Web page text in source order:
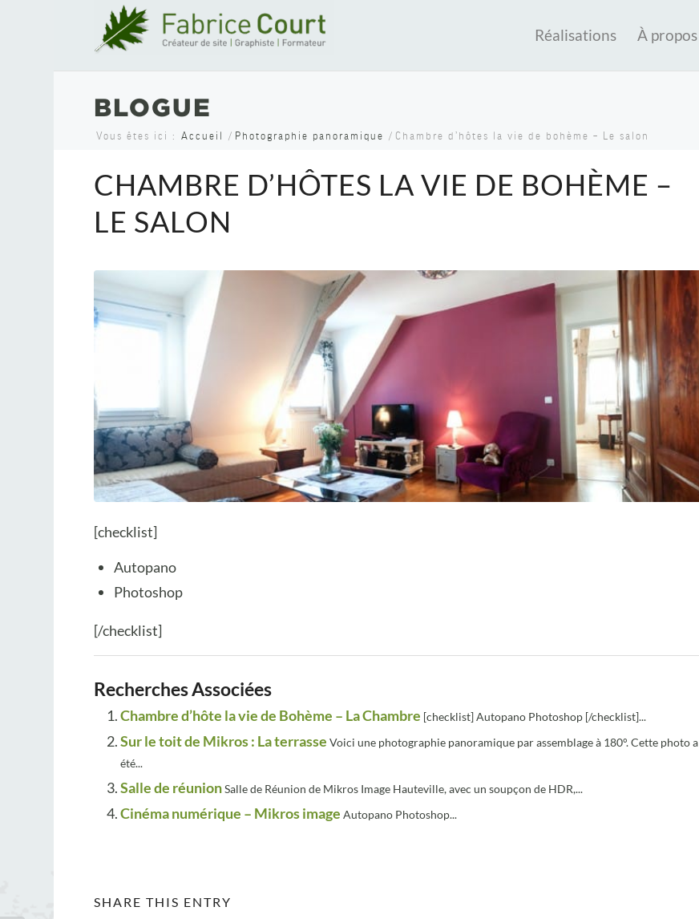
Réalisations À propos
BLOGUE
Vous êtes ici : Accueil / Photographie panoramique / Chambre d’hôtes la vie de bohème – Le salon
CHAMBRE D’HÔTES LA VIE DE BOHÈME –
LE SALON
[checklist]
Autopano
Photoshop
[/checklist]
Recherches Associées
Chambre d’hôte la vie de Bohème – La Chambre [checklist] Autopano Photoshop [/checklist]...
Sur le toit de Mikros : La terrasse Voici une photographie panoramique par assemblage à 180°. Cette photo a
été...
Salle de réunionSalle de Réunion de Mikros Image Hauteville, avec un soupçon de HDR,...
Cinéma numérique – Mikros image Autopano Photoshop...
SHARE THIS ENTRY